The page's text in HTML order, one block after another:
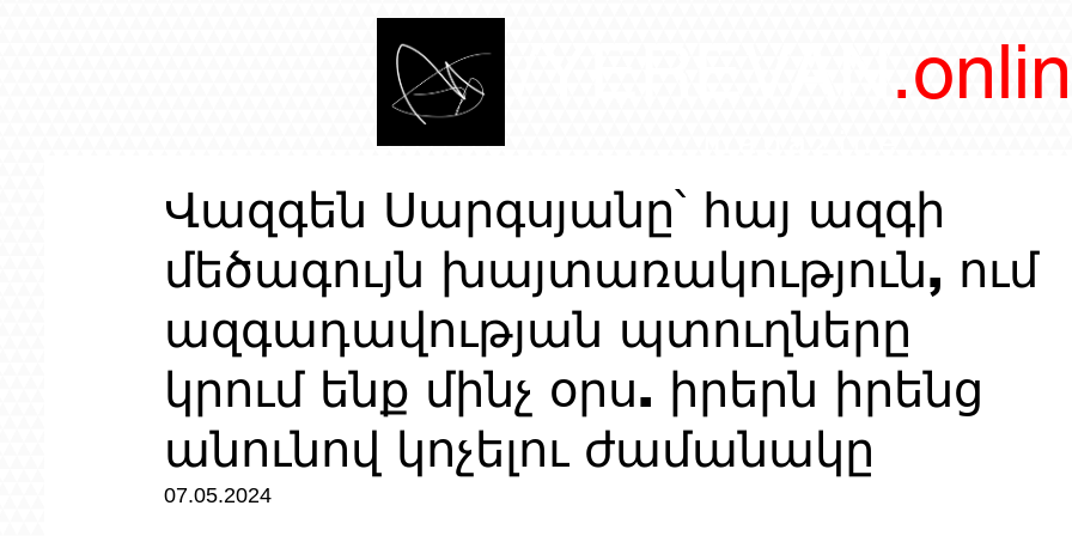
Վազգեն Սարգսյանը՝ հայ ազգի
մեծագույն խայտառակություն, ում
ազգադավության պտուղները
կրում ենք մինչ օրս. իրերն իրենց
անունով կոչելու ժամանակը
07.05.2024